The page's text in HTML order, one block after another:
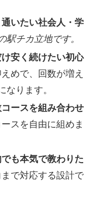
いたい社会人・学
駅チカ立地です。
安く続けたい初心
めで、回数が増え
なります。
ースを組み合わせ
スを自由に組めま
も本気で教わりた
で対応する設計で